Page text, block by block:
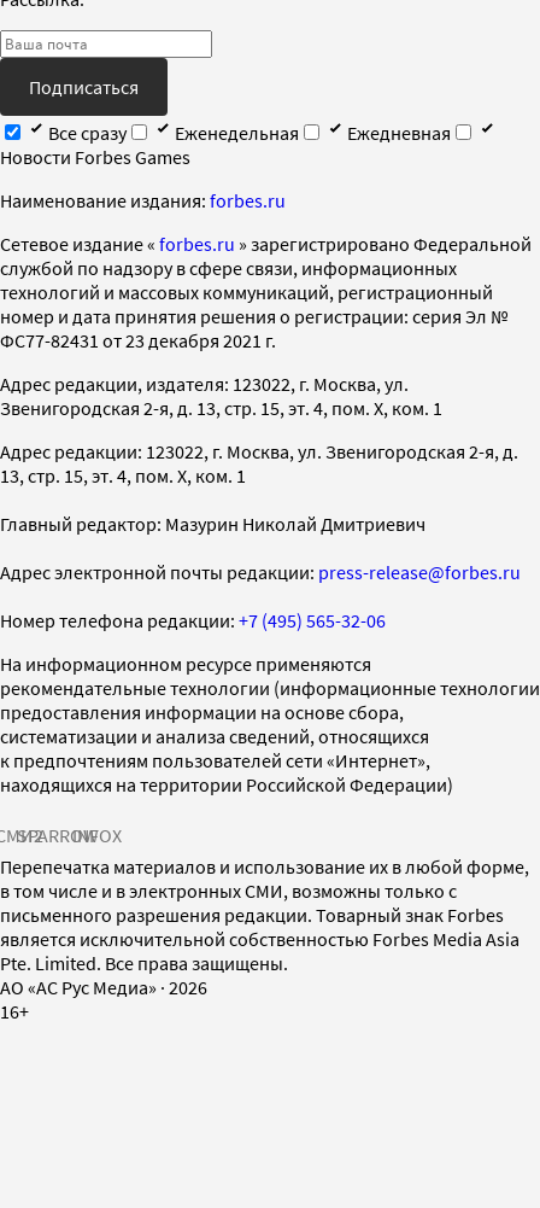
Подписаться
Все сразу
Еженедельная
Ежедневная
Новости Forbes Games
Наименование издания: forbes.ru
Cетевое издание « forbes.ru » зарегистрировано Федеральной
службой по надзору в сфере связи, информационных
технологий и массовых коммуникаций, регистрационный
номер и дата принятия решения о регистрации: серия Эл №
ФС77-82431 от 23 декабря 2021 г.
Адрес редакции, издателя: 123022, г. Москва, ул.
Звенигородская 2-я, д. 13, стр. 15, эт. 4, пом. X, ком. 1
Адрес редакции: 123022, г. Москва, ул. Звенигородская 2-я, д.
13, стр. 15, эт. 4, пом. X, ком. 1
Главный редактор: Мазурин Николай Дмитриевич
Адрес электронной почты редакции: press-release@forbes.ru
Номер телефона редакции: +7 (495) 565-32-06
На информационном ресурсе применяются
рекомендательные технологии (информационные технологии
предоставления информации на основе сбора,
систематизации и анализа сведений, относящихся
к предпочтениям пользователей сети «Интернет»,
находящихся на территории Российской Федерации)
SPARROWINFOX
Перепечатка материалов и использование их в любой форме,
в том числе и в электронных СМИ, возможны только с
письменного разрешения редакции. Товарный знак Forbes
является исключительной собственностью Forbes Media Asia
Pte. Limited. Все права защищены.
AO «АС Рус Медиа» · 2026
16+